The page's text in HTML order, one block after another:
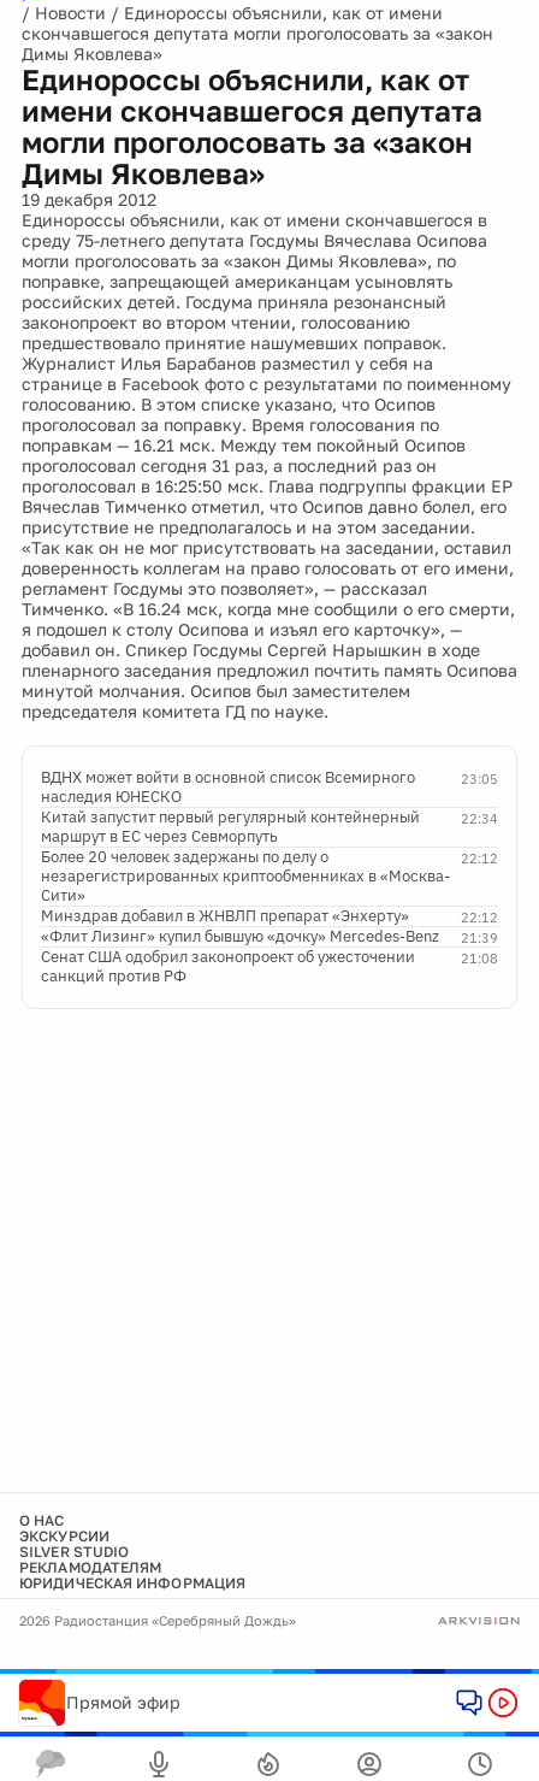
/ Новости / Единороссы объяснили, как от имени
скончавшегося депутата могли проголосовать за «закон
Димы Яковлева»
Единороссы объяснили, как от
имени скончавшегося депутата
могли проголосовать за «закон
Димы Яковлева»
19 декабря 2012
Единороссы объяснили, как от имени скончавшегося в
среду 75-летнего депутата Госдумы Вячеслава Осипова
могли проголосовать за «закон Димы Яковлева», по
поправке, запрещающей американцам усыновлять
российских детей. Госдума приняла резонансный
законопроект во втором чтении, голосованию
предшествовало принятие нашумевших поправок.
Журналист Илья Барабанов разместил у себя на
странице в Facebook фото с результатами по поименному
голосованию. В этом списке указано, что Осипов
проголосовал за поправку. Время голосования по
поправкам — 16.21 мск. Между тем покойный Осипов
проголосовал сегодня 31 раз, а последний раз он
проголосовал в 16:25:50 мск. Глава подгруппы фракции ЕР
Вячеслав Тимченко отметил, что Осипов давно болел, его
присутствие не предполагалось и на этом заседании.
«Так как он не мог присутствовать на заседании, оставил
доверенность коллегам на право голосовать от его имени,
регламент Госдумы это позволяет», — рассказал
Тимченко. «В 16.24 мск, когда мне сообщили о его смерти,
я подошел к столу Осипова и изъял его карточку», —
добавил он. Спикер Госдумы Сергей Нарышкин в ходе
пленарного заседания предложил почтить память Осипова
минутой молчания. Осипов был заместителем
председателя комитета ГД по науке.
23:05
ВДНХ может войти в основной список Всемирного
наследия ЮНЕСКО
22:34
Китай запустит первый регулярный контейнерный
маршрут в ЕС через Севморпуть
22:12
Более 20 человек задержаны по делу о
незарегистрированных криптообменниках в «Москва-
Сити»
22:12
Минздрав добавил в ЖНВЛП препарат «Энхерту»
21:39
«Флит Лизинг» купил бывшую «дочку» Mercedes-Benz
21:08
Сенат США одобрил законопроект об ужесточении
санкций против РФ
О НАС
ЭКСКУРСИИ
SILVER STUDIO
РЕКЛАМОДАТЕЛЯМ
ЮРИДИЧЕСКАЯ ИНФОРМАЦИЯ
2026 Радиостанция «Серебряный Дождь»
Прямой эфир